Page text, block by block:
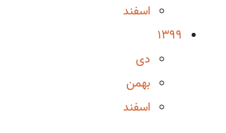
اسفند
1399
دی
بهمن
اسفند